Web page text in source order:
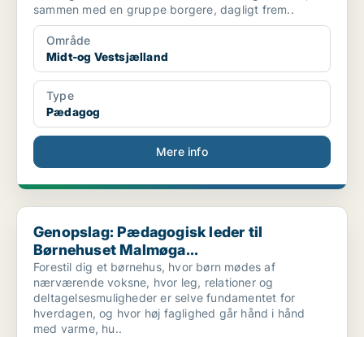
sammen med en gruppe borgere, dagligt frem..
Område
Midt-og Vestsjælland
Type
Pædagog
Mere info
Genopslag: Pædagogisk leder til Børnehuset Malmøga...
Genopslag: Pædagogisk leder til
Børnehuset Malmøga...
Forestil dig et børnehus, hvor børn mødes af
nærværende voksne, hvor leg, relationer og
deltagelsesmuligheder er selve fundamentet for
hverdagen, og hvor høj faglighed går hånd i hånd
med varme, hu..